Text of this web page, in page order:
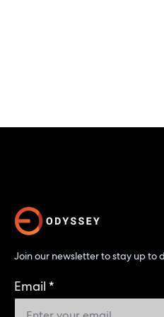
Join our newsletter to stay up to
Email *